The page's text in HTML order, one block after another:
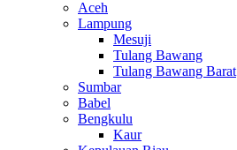
Aceh
Lampung
Mesuji
Tulang Bawang
Tulang Bawang Barat
Sumbar
Babel
Bengkulu
Kaur